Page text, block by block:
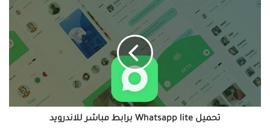
تحميل
برابط
مباشر
للاندرويد
تحميل Whatsapp lite برابط مباشر للاندرويد